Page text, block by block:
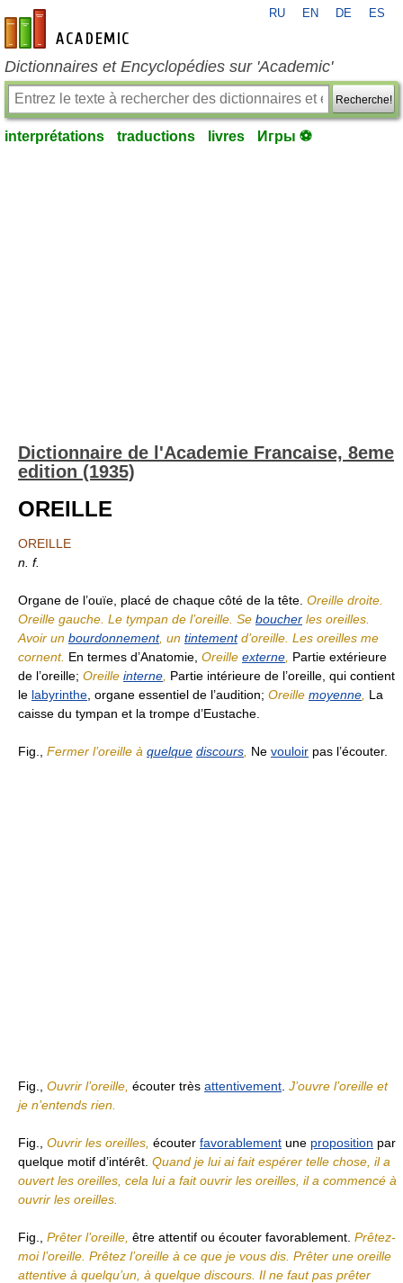
fr-academic.com
RU EN DE ES
Dictionnaires et Encyclopédies sur 'Academic'
Recherche!
interprétations traductions livres Игры ⚽
Dictionnaire de l'Academie Francaise, 8eme
edition (1935)
OREILLE
OREILLE
n. f.
Organe de l’ouïe, placé de chaque côté de la tête. Oreille droite.
Oreille gauche. Le tympan de l’oreille. Se boucher les oreilles.
Avoir un bourdonnement, un tintementd’oreille. Les oreilles me
cornent. En termes d’Anatomie, Oreille externe Partie extérieure
de l’oreille; Oreille interne Partie intérieure de l’oreille, qui contient
le labyrinthe , organe essentiel de l’audition; Oreille moyenne La
caisse du tympan et la trompe d’Eustache.
Fig., Fermer l’oreille à quelque discours Ne vouloir pas l’écouter.
Fig., Ouvrir l’oreille, écouter très attentivement J’ouvre l’oreille et
je n’entends rien.
Fig., Ouvrir les oreilles, écouter favorablement une proposition par
quelque motif d’intérêt. Quand je lui ai fait espérer telle chose, il a
ouvert les oreilles, cela lui a fait ouvrir les oreilles, il a commencé à
ouvrir les oreilles.
Fig., Prêter l’oreille, être attentif ou écouter favorablement. Prêtez-
moi l’oreille. Prêtez l’oreille à ce que je vous dis. Prêter une oreille
attentive à quelqu’un, à quelque discours. Il ne faut pas prêter